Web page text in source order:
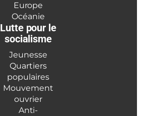
Europe
Océanie
Lutte pour le
socialisme
Jeunesse
Quartiers
populaires
Mouvement
ouvrier
Anti-